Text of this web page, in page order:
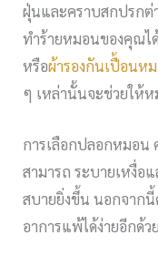
ฝุ่นและคราบสกปรกต่
ทำร้ายหมอนของคุณ
หรือผ้ารองกันเปื้อนห
ๆ เหล่านั้นจะช่วยให้
การเลือกปลอกหมอน
สามารถ ระบายเหงื่อ
สบายยิ่งขึ้น นอกจากนี้
อาการแพ้ได้ง่ายอีกด้วย